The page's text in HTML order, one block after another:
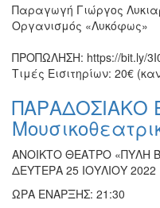
Παραγωγή Γιώργος
Οργανισμός «Λυκόφως»
ΠΡΟΠΩΛΗΣΗ: https://bit.ly/
Τιμές Εισιτηρίων: 20€
ΠΑΡΑΔΟΣΙΑΚΟ
ΑΝΟΙΚΤΟ ΘΕΑΤΡΟ «ΠΥΛΗ
ΔΕΥΤΕΡΑ 25 ΙΟΥΛΙΟΥ 2022
ΩΡΑ ΕΝΑΡΞΗΣ: 21:30